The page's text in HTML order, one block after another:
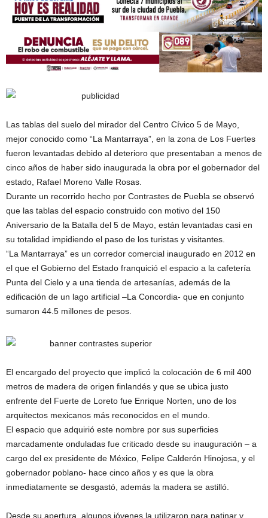
Las tablas del suelo del mirador del Centro Cívico 5 de Mayo,
mejor conocido como “La Mantarraya”, en la zona de Los Fuertes
fueron levantadas debido al deterioro que presentaban a menos de
cinco años de haber sido inaugurada la obra por el gobernador del
estado, Rafael Moreno Valle Rosas.
Durante un recorrido hecho por Contrastes de Puebla se observó
que las tablas del espacio construido con motivo del 150
Aniversario de la Batalla del 5 de Mayo, están levantadas casi en
su totalidad impidiendo el paso de los turistas y visitantes.
“La Mantarraya” es un corredor comercial inaugurado en 2012 en
el que el Gobierno del Estado franquició el espacio a la cafetería
Punta del Cielo y a una tienda de artesanías, además de la
edificación de un lago artificial –La Concordia- que en conjunto
sumaron 44.5 millones de pesos.
El encargado del proyecto que implicó la colocación de 6 mil 400
metros de madera de origen finlandés y que se ubica justo
enfrente del Fuerte de Loreto fue Enrique Norten, uno de los
arquitectos mexicanos más reconocidos en el mundo.
El espacio que adquirió este nombre por sus superficies
marcadamente onduladas fue criticado desde su inauguración – a
cargo del ex presidente de México, Felipe Calderón Hinojosa, y el
gobernador poblano- hace cinco años y es que la obra
inmediatamente se desgastó, además la madera se astilló.
Desde su apertura, algunos jóvenes la utilizaron para patinar y